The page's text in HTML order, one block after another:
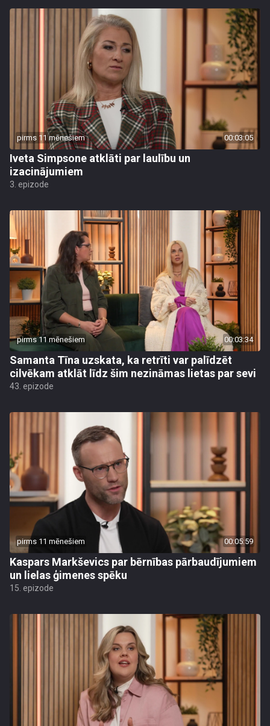
pirms 11 mēnešiem 00:03:05
Iveta Simpsone atklāti par laulību un
izacinājumiem
3. epizode
pirms 11 mēnešiem 00:03:34
Samanta Tīna uzskata, ka retrīti var palīdzēt
cilvēkam atklāt līdz šim nezināmas lietas par sevi
43. epizode
pirms 11 mēnešiem 00:05:59
Kaspars Markševics par bērnības pārbaudījumiem
un lielas ģimenes spēku
15. epizode